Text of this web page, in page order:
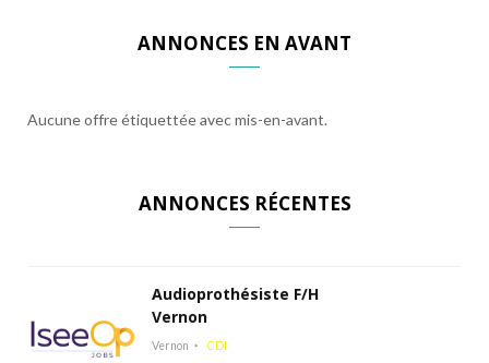
ANNONCES EN AVANT
Aucune offre étiquettée avec mis-en-avant.
ANNONCES RÉCENTES
Audioprothésiste F/H
Vernon
Vernon CDI